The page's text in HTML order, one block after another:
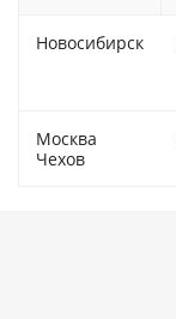
Новосибирск
Москва
Чехов